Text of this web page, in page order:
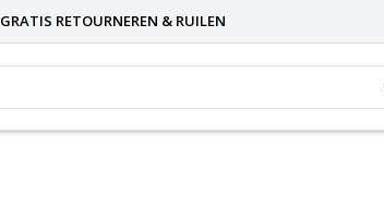
GRATIS RETOURNEREN & RUILEN